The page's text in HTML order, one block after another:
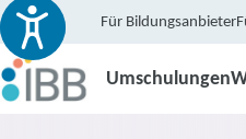
Für Bildungsanbieter
Umschulungen